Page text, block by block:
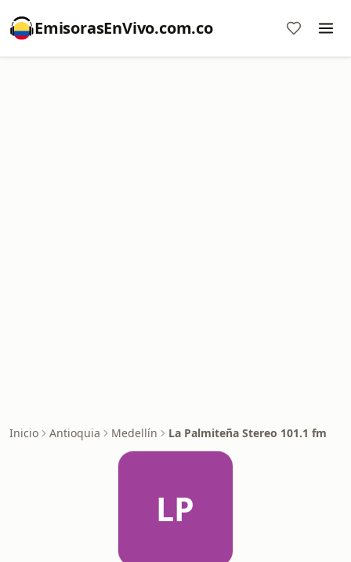
EmisorasEnVivo.com.co
Inicio Antioquia Medellín La Palmiteña Stereo 101.1 fm
LP